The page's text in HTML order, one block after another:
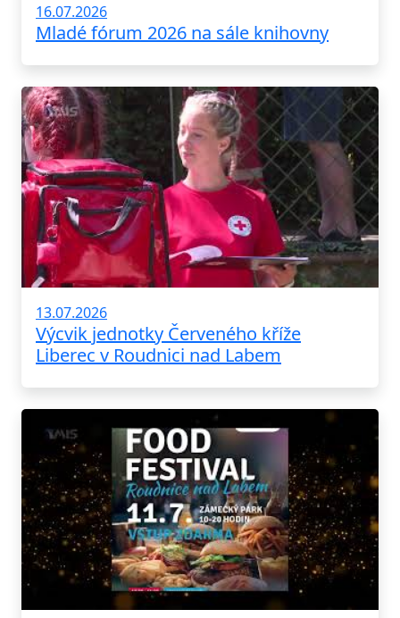
16.07.2026
Mladé fórum 2026 na sále knihovny
13.07.2026
Výcvik jednotky Červeného kříže
Liberec v Roudnici nad Labem